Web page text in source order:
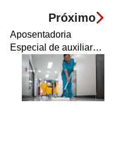
Próximo
Aposentadoria
Especial de auxiliar
de limpeza hospitalar:
você tem direito?